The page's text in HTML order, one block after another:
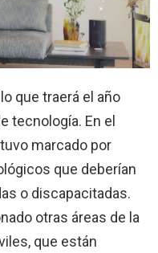
que traerá el año
tecnología. En el
marcado por
que deberían
o discapacitadas.
otras áreas de la
que están